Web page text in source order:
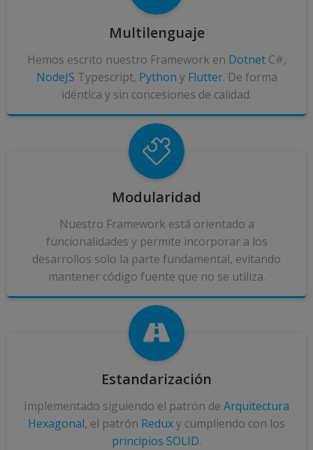
Multilenguaje
Hemos escrito nuestro Framework en DotnetC#,
NodeJS Typescript, Python y Flutter. De forma
idéntica y sin concesiones de calidad.
Modularidad
Nuestro Framework está orientado a
funcionalidades y permite incorporar a los
desarrollos solo la parte fundamental, evitando
mantener código fuente que no se utiliza.
Estandarización
Implementado siguiendo el patrón de Arquitectura
Hexagonal, el patrón Reduxy cumpliendo con los
principios SOLID.